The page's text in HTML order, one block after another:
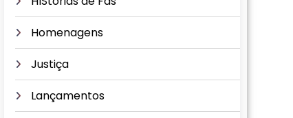
Homenagens
Justiça
Lançamentos